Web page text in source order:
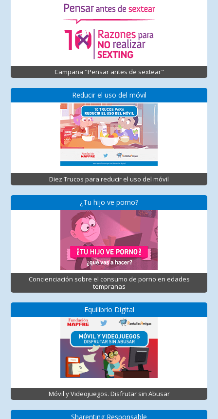
Campaña "Pensar antes de sextear"
Reducir el uso del móvil
Diez Trucos para reducir el uso del móvil
¿Tu hijo ve porno?
Concienciación sobre el consumo de porno en edades
tempranas
Equilibrio Digital
Móvil y Videojuegos. Disfrutar sin Abusar
Sharenting Responsable